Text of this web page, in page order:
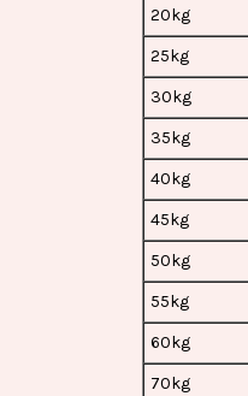
20kg
25kg
30kg
35kg
40kg
45kg
50kg
55kg
60kg
70kg